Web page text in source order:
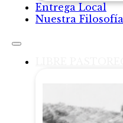
Entrega Local
Nuestra Filosofía